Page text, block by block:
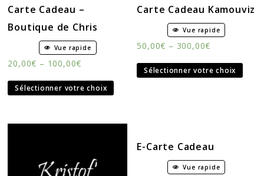
Carte Cadeau –
Boutique de Chris
Vue rapide
20,00€ – 100,00€
Sélectionner votre choix
Carte Cadeau Kamouviz
Vue rapide
50,00€ – 300,00€
Sélectionner votre choix
E-Carte Cadeau
Vue rapide